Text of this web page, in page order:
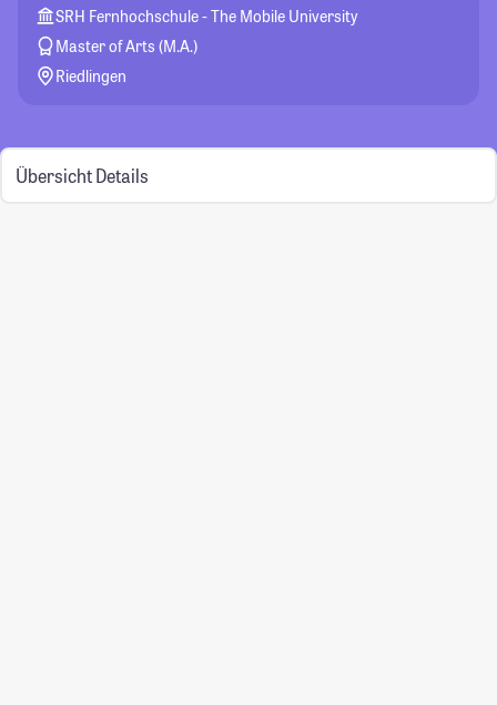
SRH Fernhochschule - The Mobile University
Master of Arts (M.A.)
Riedlingen
Übersicht Details